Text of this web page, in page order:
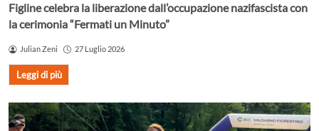
Figline celebra la liberazione dall’occupazione nazifascista con
la cerimonia “Fermati un Minuto”
Julian Zeni 27 Luglio 2026
Leggi di più